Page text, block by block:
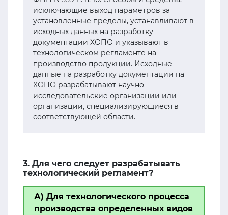
исключающие выход параметров за
установленные пределы, устанавливают в
исходных данных на разработку
документации ХОПО и указывают в
технологическом регламенте на
производство продукции. Исходные
данные на разработку документации на
ХОПО разрабатывают научно-
исследовательские организации или
организации, специализирующиеся в
соответствующей области.
3. Для чего следует разрабатывать
технологический регламент?
А) Для технологического процесса
производства определенных видов